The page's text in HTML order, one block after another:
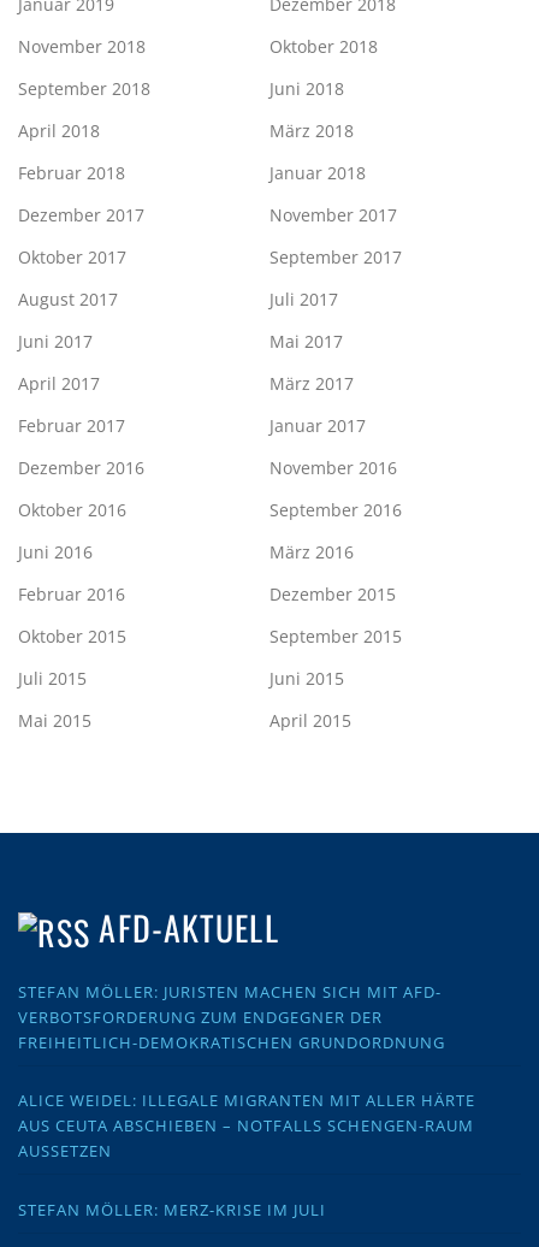
Januar 2019
Dezember 2018
November 2018
Oktober 2018
September 2018
Juni 2018
April 2018
März 2018
Februar 2018
Januar 2018
Dezember 2017
November 2017
Oktober 2017
September 2017
August 2017
Juli 2017
Juni 2017
Mai 2017
April 2017
März 2017
Februar 2017
Januar 2017
Dezember 2016
November 2016
Oktober 2016
September 2016
Juni 2016
März 2016
Februar 2016
Dezember 2015
Oktober 2015
September 2015
Juli 2015
Juni 2015
Mai 2015
April 2015
AFD-AKTUELL
STEFAN MÖLLER: JURISTEN MACHEN SICH MIT AFD-
VERBOTSFORDERUNG ZUM ENDGEGNER DER
FREIHEITLICH-DEMOKRATISCHEN GRUNDORDNUNG
ALICE WEIDEL: ILLEGALE MIGRANTEN MIT ALLER HÄRTE
AUS CEUTA ABSCHIEBEN – NOTFALLS SCHENGEN-RAUM
AUSSETZEN
STEFAN MÖLLER: MERZ-KRISE IM JULI